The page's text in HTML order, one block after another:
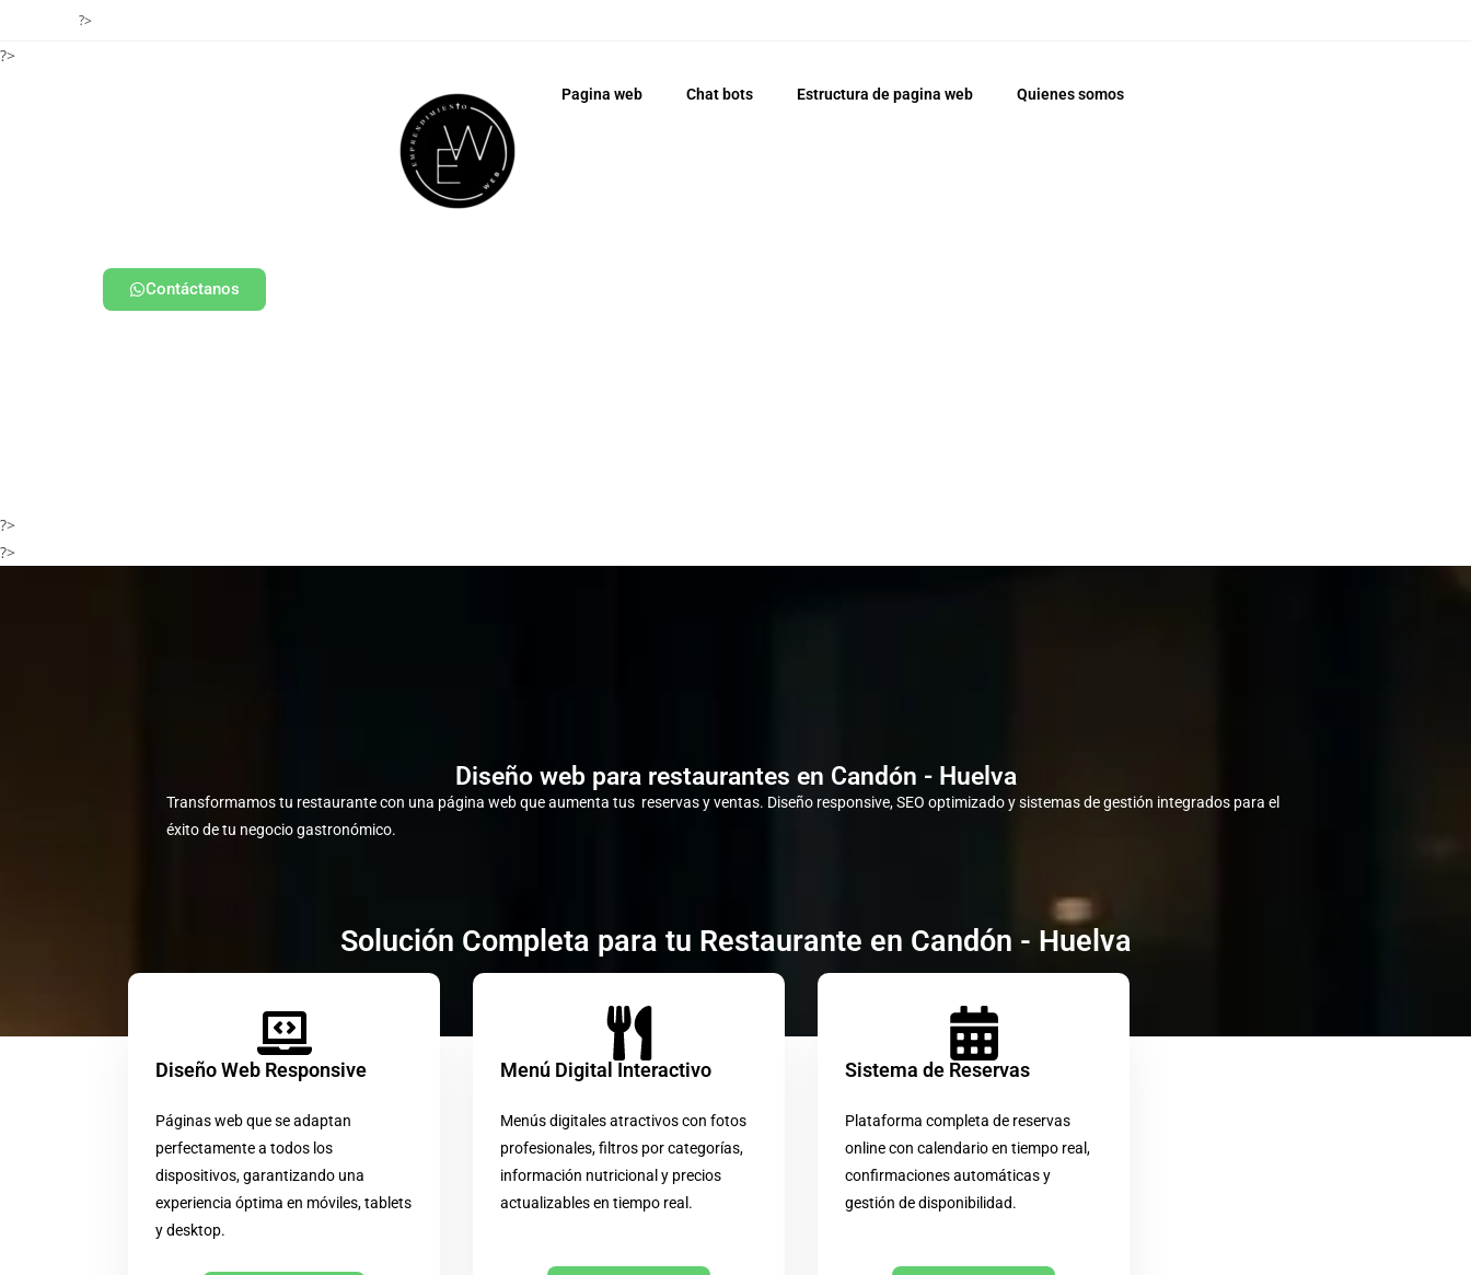
?>
?>
Contáctanos
Pagina web Chat bots Estructura de pagina web Quienes somos
?>
?>
Diseño web para restaurantes en Candón - Huelva
Transformamos tu restaurante con una página web que aumenta tus reservas y ventas. Diseño responsive, SEO optimizado y sistemas de gestión integrados para el
éxito de tu negocio gastronómico.
Solución Completa para tu Restaurante en Candón - Huelva
Diseño Web Responsive
Páginas web que se adaptan
perfectamente a todos los
dispositivos, garantizando una
experiencia óptima en móviles, tablets
y desktop.
Menú Digital Interactivo
Menús digitales atractivos con fotos
profesionales, filtros por categorías,
información nutricional y precios
actualizables en tiempo real.
Sistema de Reservas
Plataforma completa de reservas
online con calendario en tiempo real,
confirmaciones automáticas y
gestión de disponibilidad.